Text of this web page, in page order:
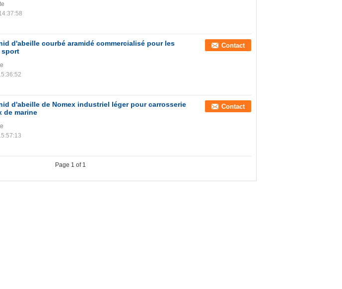
d'abeille courbé aramidé commercialisé pour les
sport
Contact
d'abeille de Nomex industriel léger pour carrosserie
de marine
Contact
Page 1 of 1